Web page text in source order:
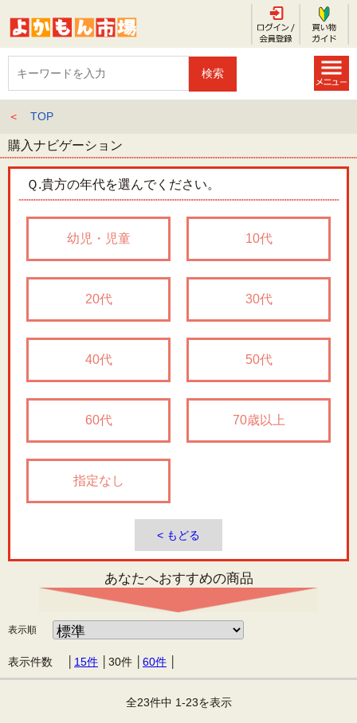
＜ TOP
購入ナビゲーション
Ｑ.貴方の年代を選んでください。
幼児・児童 10代
20代 30代
40代 50代
60代 70歳以上
指定なし
< もどる
あなたへおすすめの商品
表示順
表示件数 │ 15件 30件 60件
全23件中 1-23を表示